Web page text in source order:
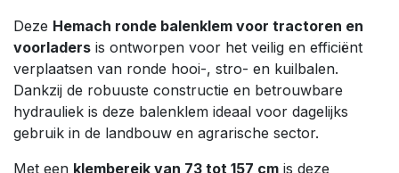
Deze Hemach ronde balenklem voor tractoren en
voorladers is ontworpen voor het veilig en efficiënt
verplaatsen van ronde hooi-, stro- en kuilbalen.
Dankzij de robuuste constructie en betrouwbare
hydrauliek is deze balenklem ideaal voor dagelijks
gebruik in de landbouw en agrarische sector.
Met een klembereik van 73 tot 157 cm is deze